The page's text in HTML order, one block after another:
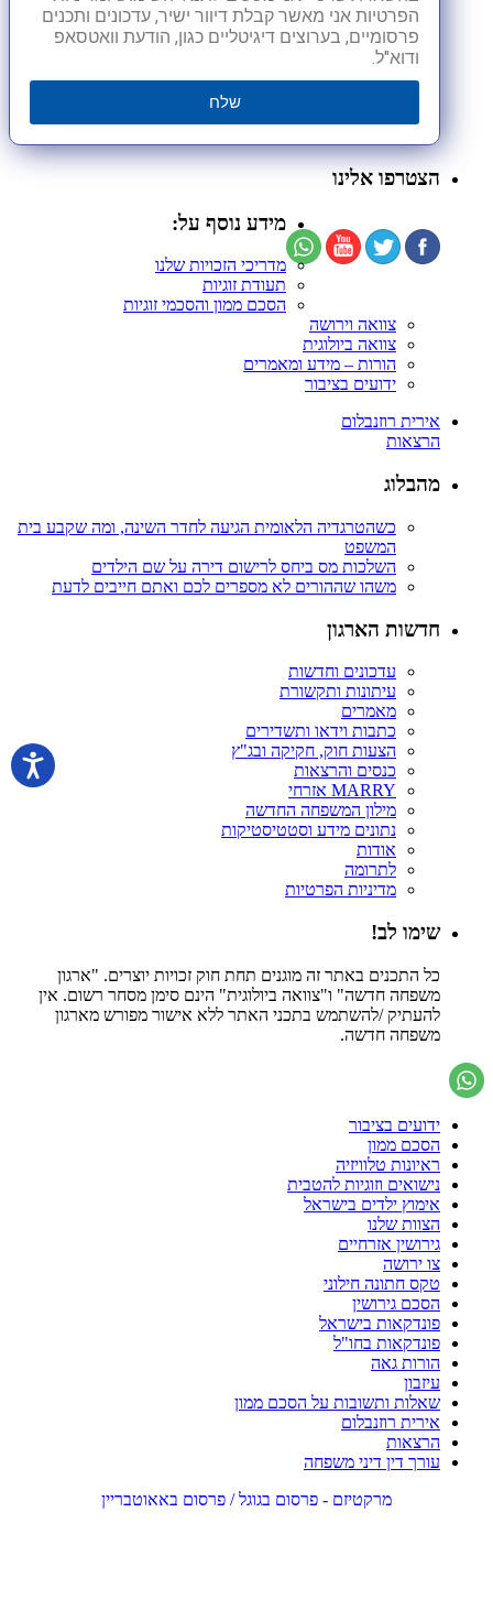
הפרטיות אני מאשר קבלת דיוור ישיר, עדכונים ותכנים
פרסומיים, בערוצים דיגיטליים כגון, הודעת וואטסאפ
ודוא"ל.
שלח
הצטרפו אלינו
מידע נוסף על:
מדריכי הזכויות שלנו
תעודת זוגיות
הסכם ממון והסכמי זוגיות
צוואה וירושה
צוואה ביולוגית
הורות – מידע ומאמרים
ידועים בציבור
אירית רוזנבלום
הרצאות
מהבלוג
כשהטרגדיה הלאומית הגיעה לחדר השינה, ומה שקבע בית
המשפט
השלכות מס ביחס לרישום דירה על שם הילדים
משהו שההורים לא מספרים לכם ואתם חייבים לדעת
חדשות הארגון
עדכונים וחדשות
עיתונות ותקשורת
מאמרים
כתבות וידאו ותשדירים
הצעות חוק, חקיקה ובג"ץ
כנסים והרצאות
MARRY אזרחי
מילון המשפחה החדשה
נתונים מידע וסטטיסטיקות
אודות
לתרומה
מדיניות הפרטיות
שימו לב!
כל התכנים באתר זה מוגנים תחת חוק זכויות יוצרים. "ארגון
משפחה חדשה" ו"צוואה ביולוגית" הינם סימן מסחר רשום. אין
להעתיק /להשתמש בתכני האתר ללא אישור מפורש מארגון
משפחה חדשה.
ידועים בציבור
הסכם ממון
ראיונות טלוויזיה
נישואים וזוגיות להטבית
אימוץ ילדים בישראל
הצוות שלנו
גירושין אזרחיים
צו ירושה
טקס חתונה חילוני
הסכם גירושין
פונדקאות בישראל
פונדקאות בחו"ל
הורות גאה
עיזבון
שאלות ותשובות על הסכם ממון
אירית רוזנבלום
הרצאות
עורך דין דיני משפחה
מרקטיזם - פרסום בגוגל / פרסום באאוטבריין